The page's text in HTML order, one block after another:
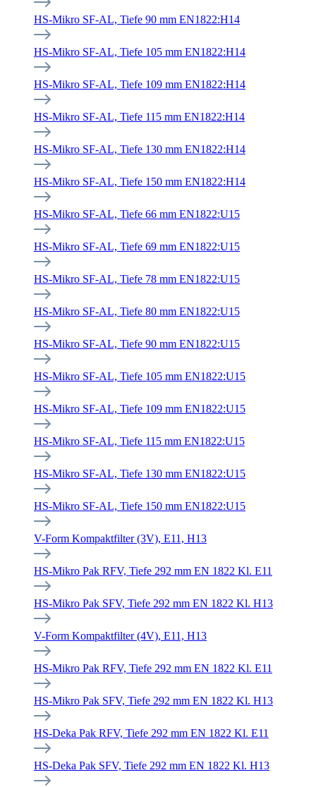
HS-Mikro SF-AL, Tiefe 90 mm EN1822:H14
HS-Mikro SF-AL, Tiefe 105 mm EN1822:H14
HS-Mikro SF-AL, Tiefe 109 mm EN1822:H14
HS-Mikro SF-AL, Tiefe 115 mm EN1822:H14
HS-Mikro SF-AL, Tiefe 130 mm EN1822:H14
HS-Mikro SF-AL, Tiefe 150 mm EN1822:H14
HS-Mikro SF-AL, Tiefe 66 mm EN1822:U15
HS-Mikro SF-AL, Tiefe 69 mm EN1822:U15
HS-Mikro SF-AL, Tiefe 78 mm EN1822:U15
HS-Mikro SF-AL, Tiefe 80 mm EN1822:U15
HS-Mikro SF-AL, Tiefe 90 mm EN1822:U15
HS-Mikro SF-AL, Tiefe 105 mm EN1822:U15
HS-Mikro SF-AL, Tiefe 109 mm EN1822:U15
HS-Mikro SF-AL, Tiefe 115 mm EN1822:U15
HS-Mikro SF-AL, Tiefe 130 mm EN1822:U15
HS-Mikro SF-AL, Tiefe 150 mm EN1822:U15
V-Form Kompaktfilter (3V), E11, H13
HS-Mikro Pak RFV, Tiefe 292 mm EN 1822 Kl. E11
HS-Mikro Pak SFV, Tiefe 292 mm EN 1822 Kl. H13
V-Form Kompaktfilter (4V), E11, H13
HS-Mikro Pak RFV, Tiefe 292 mm EN 1822 Kl. E11
HS-Mikro Pak SFV, Tiefe 292 mm EN 1822 Kl. H13
HS-Deka Pak RFV, Tiefe 292 mm EN 1822 Kl. E11
HS-Deka Pak SFV, Tiefe 292 mm EN 1822 Kl. H13